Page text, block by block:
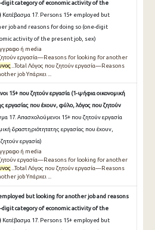
digit category of economic activity of the
Κατέβασμα 17. Persons 15+ employed but
job and reasons for doing so (one-digit
activity of the present job, sex)
ή media
εργασία—Reasons for looking for another
...Total Λόγος που ζητούν εργασία—Reasons
job Υπάρχει ...
15+ που ζητούν εργασία (1-ψήφια οικονομική
εργασίας που έχουν, φύλο, λόγος που ζητούν
17. Απασχολούμενοι 15+ που ζητούν εργασία
δραστηριότητατης εργασίας που έχουν,
εργασία)
ή media
εργασία—Reasons for looking for another
...Total Λόγος που ζητούν εργασία—Reasons
job Υπάρχει ...
but looking for another job and reasons
digit category of economic activity of the
Κατέβασμα 17. Persons 15+ employed but